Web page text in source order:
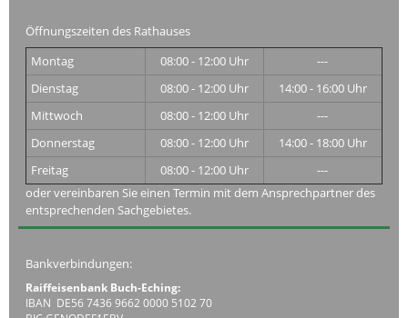
Öffnungszeiten des Rathauses
Montag
08:00 - 12:00 Uhr
---
Dienstag
08:00 - 12:00 Uhr
14:00 - 16:00 Uhr
Mittwoch
08:00 - 12:00 Uhr
---
Donnerstag
08:00 - 12:00 Uhr
14:00 - 18:00 Uhr
Freitag
08:00 - 12:00 Uhr
---
oder vereinbaren Sie einen Termin mit dem Ansprechpartner des
entsprechenden Sachgebietes.
Bankverbindungen:
Raiffeisenbank Buch-Eching:
IBAN DE56 7436 9662 0000 5102 70